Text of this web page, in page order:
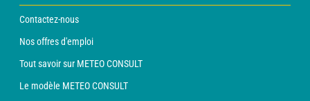
Contactez-nous
Nos offres d'emploi
Tout savoir sur METEO CONSULT
Le modèle METEO CONSULT